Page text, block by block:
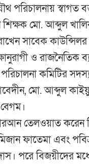
পরিচালনায় স্বাগত
শিক্ষক মো. আব্দুল
সাবেক
ও রাজনৈতিক
কমিটির সদস্য
মো. আব্দুল
তেলওয়াত করেন
মিজান ফাতেমা এবং
পরে বিজয়ীদের